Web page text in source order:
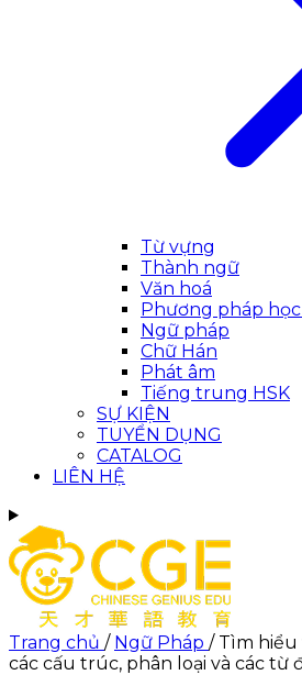
Từ vựng
Thành ngữ
Văn hoá
Phương pháp
Ngữ pháp
Chữ Hán
Phát âm
Tiếng trung HSK
SỰ KIỆN
TUYỂN DỤNG
CATALOG
LIÊN HỆ
Trang chủ / Ngữ Pháp / Tìm hiểu
các cấu trúc, phân loại và các từ